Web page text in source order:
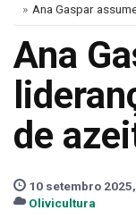
Ana Gaspar
Ana
de
10 setembro
Olivicultura